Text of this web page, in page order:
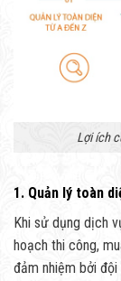
Lợi ích
1. Quản lý toàn
Khi sử dụng dịch
hoạch thi công,
đảm nhiệm bởi